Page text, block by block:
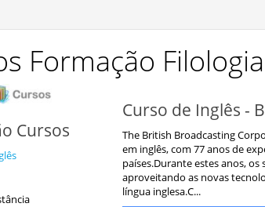
Formação
Cursos
Curso de Inglês -
The British Broadcasting
em inglês, com 77 anos de
países.Durante estes anos,
aproveitando as novas
língua inglesa.C...